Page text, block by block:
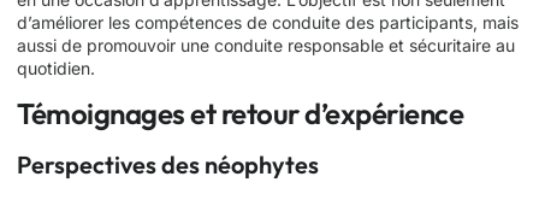
d’améliorer les compétences de conduite des participants, mais
aussi de promouvoir une conduite responsable et sécuritaire au
quotidien.
Témoignages et retour d’expérience
Perspectives des néophytes